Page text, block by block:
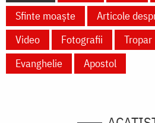
Sfinte moaște
Articole
Video
Fotografii Tropar
Evanghelie
Apostol